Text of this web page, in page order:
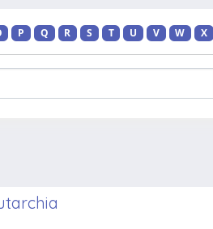
P Q R S T U V W X